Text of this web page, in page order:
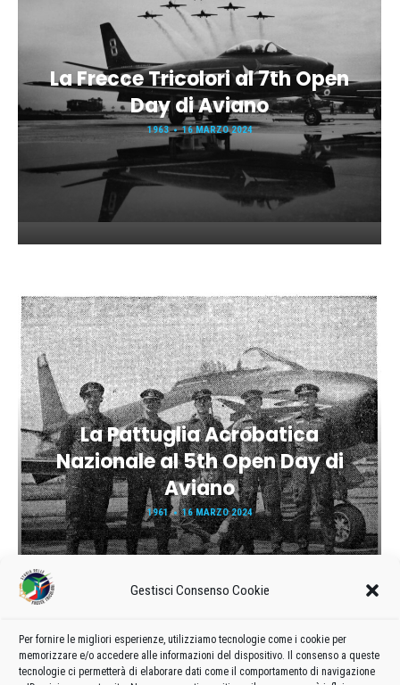
Gestisci Consenso Cookie
Per fornire le migliori esperienze, utilizziamo tecnologie come i cookie per
memorizzare e/o accedere alle informazioni del dispositivo. Il consenso a queste
tecnologie ci permetterà di elaborare dati come il comportamento di navigazione
La Frecce Tricolori al 7th Open
Day di Aviano
1963 16 MARZO 2024
La Pattuglia Acrobatica
Nazionale al 5th Open Day di
Aviano
1961 16 MARZO 2024